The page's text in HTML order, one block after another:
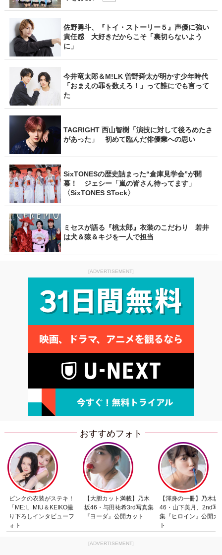
佐野勇斗、『トイ・ストーリー５』声優に強い
責任感 大好きだからこそ「裏切らないよう
に」
今井竜太郎＆M!LK 曽野舜太が明かす少年時代
「おまえの罪を数えろ！」って誰にでも言って
た
TAGRIGHT 西山智樹「演技に対して後ろめたさ
があった」 初めて臨んだ俳優業への思い
SixTONESの歴史詰まった“倉庫見学会”が開
幕！ ジェシー「嵐の皆さん待ってます」
〈SixTONES STock〉
ミセスが語る『桃太郎』衣装のこだわり 若井
は犬＆猿＆キジを一人で担当
[ADVERTISEMENT]
おすすめフォト
ピンクの衣装がステキ！
「ME:I」MIU＆KEIKO撮
り下ろしインタビューフ
ォト
【大胆カット満載】乃木
坂46・与田祐希3rd写真集
『ヨーダ』公開カット
【渾身の一冊】乃木坂
46・山下美月、2nd写
集『ヒロイン』公開カ
ト
[ADVERTISEMENT]